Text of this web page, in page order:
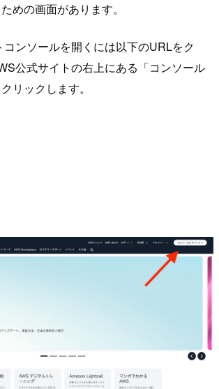
めの画面があります。
ンソールを開くには以下のURLをク
公式サイトの右上にある「コンソール
リックします。